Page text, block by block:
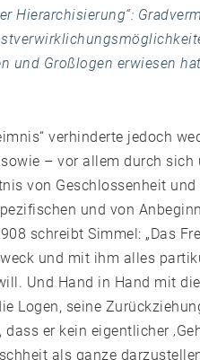
Hierarchisierung“:
und Großlogen erwiesen
verhinderte jedoch
– vor allem durch
von Geschlossenheit
und von
schreibt Simmel: „Das
und mit ihm alles
Und Hand in Hand mit
Logen, seine
er kein eigentlicher
als ganze